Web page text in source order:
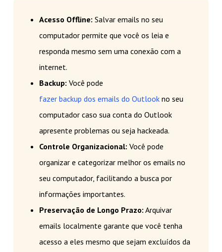
Acesso Offline: Salvar emails no seu
computador permite que você os leia e
responda mesmo sem uma conexão com a
internet.
Backup: Você pode
fazer backup dos emails do Outlookno seu
computador caso sua conta do Outlook
apresente problemas ou seja hackeada.
Controle Organizacional: Você pode
organizar e categorizar melhor os emails no
seu computador, facilitando a busca por
informações importantes.
Preservação de Longo Prazo: Arquivar
emails localmente garante que você tenha
acesso a eles mesmo que sejam excluídos da